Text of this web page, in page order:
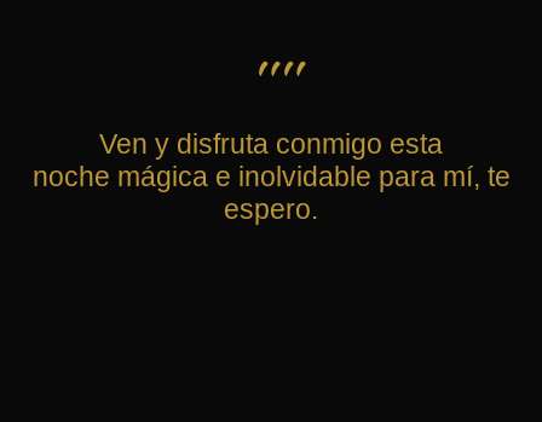
""
Ven y disfruta conmigo esta
noche mágica e inolvidable para mí, te
espero.